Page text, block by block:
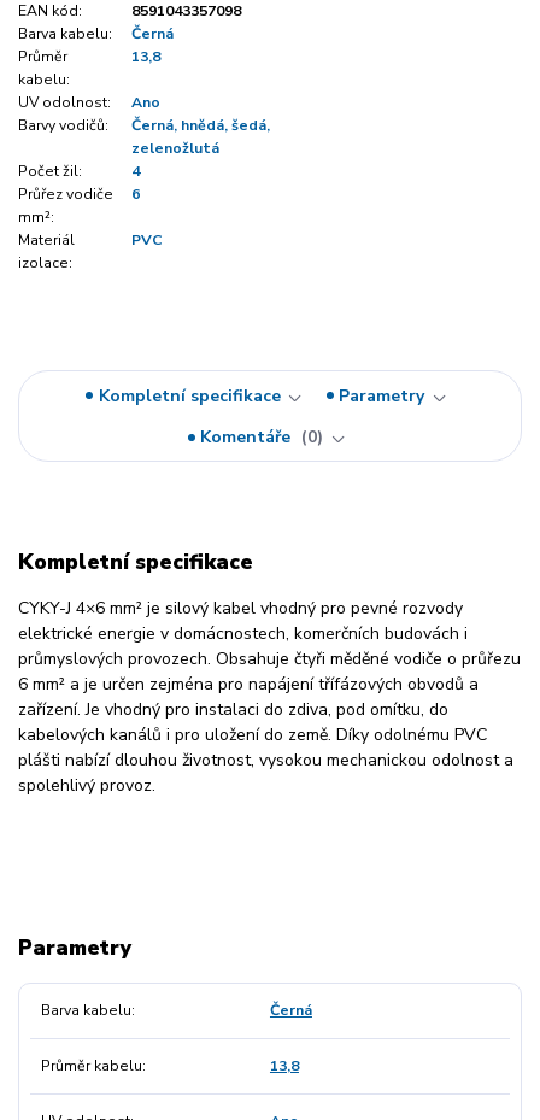
EAN kód:
8591043357098
Barva kabelu:
Černá
Průměr
kabelu:
13,8
UV odolnost:
Ano
Barvy vodičů:
Černá, hnědá, šedá,
zelenožlutá
Počet žil:
4
Průřez vodiče
mm²:
6
Materiál
izolace:
PVC
Kompletní specifikace
Parametry
Komentáře
0
Kompletní specifikace
CYKY-J 4×6 mm² je silový kabel vhodný pro pevné rozvody
elektrické energie v domácnostech, komerčních budovách i
průmyslových provozech. Obsahuje čtyři měděné vodiče o průřezu
6 mm² a je určen zejména pro napájení třífázových obvodů a
zařízení. Je vhodný pro instalaci do zdiva, pod omítku, do
kabelových kanálů i pro uložení do země. Díky odolnému PVC
plášti nabízí dlouhou životnost, vysokou mechanickou odolnost a
spolehlivý provoz.
Parametry
Barva kabelu Černá
Průměr kabelu 13,8